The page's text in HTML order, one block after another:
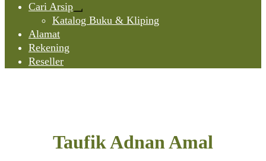
Cari Arsip
Expand
child
Katalog Buku & Kliping
Alamat
Rekening
Reseller
Taufik Adnan Amal